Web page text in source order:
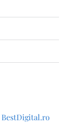
BestDigital.ro